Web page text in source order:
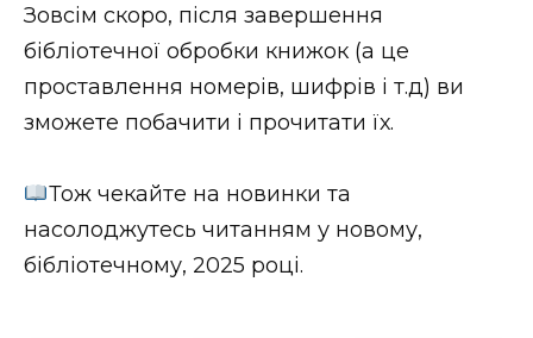
НОВИНИ ЗАХІДНОЇ УКРАЇНИ
ФОТО
Зовсім скоро, після завершення
бібліотечної обробки книжок (а це
проставлення номерів, шифрів і т.д) ви
зможете побачити і прочитати їх.
Тож чекайте на новинки та
насолоджутесь читанням у новому,
бібліотечному, 2025 році.